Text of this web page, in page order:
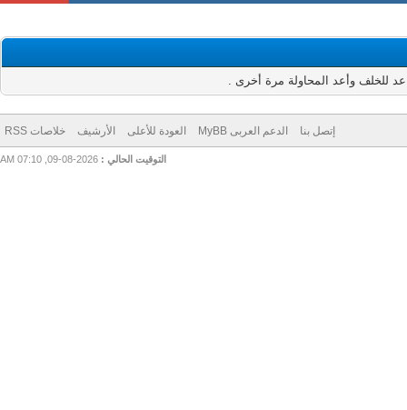
وأعد المحاولة مرة أخرى .
إتصل بنا الدعم العربى MyBB العودة للأعلى الأرشيف خلاصات RSS
التوقيت الحالي :2026-08-09, 07:10 AM